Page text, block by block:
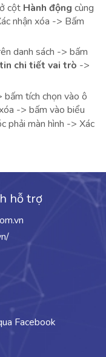
ở cột Hành động cùng
nhận xóa -> Bấm
danh sách -> bấm
chi tiết vai trò ->
tích chọn vào ô
-> bấm vào biểu
phải màn hình -> Xác
hỗ trợ
Facebook